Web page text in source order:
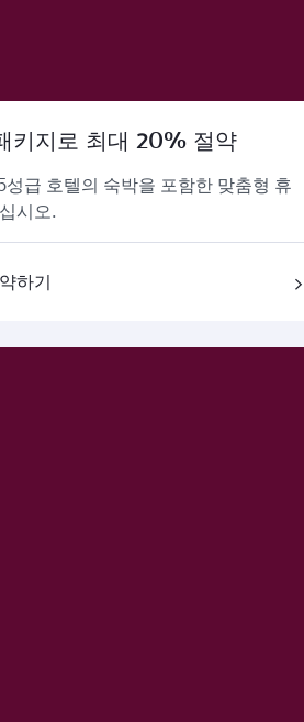
키지로 최대 20% 절약
급 호텔의 숙박을 포함한 맞춤형 휴
시오.
하기